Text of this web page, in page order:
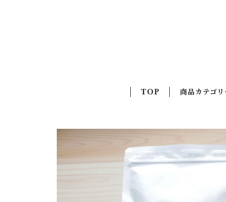
TOP 商品カテゴリ